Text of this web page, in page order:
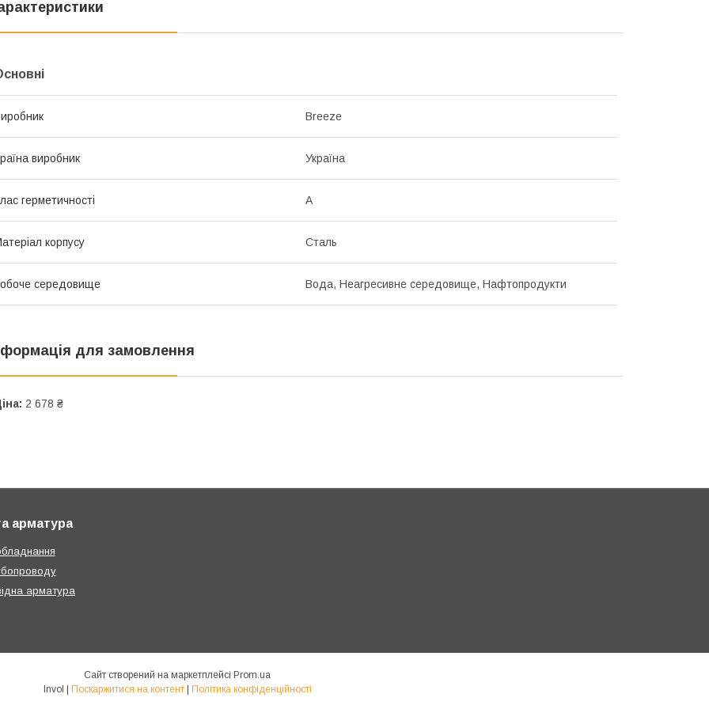
Breeze
виробник Україна
герметичності А
корпусу Сталь
середовище Вода, Неагресивне середовище, Нафтопродукти
для замовлення
2 678 ₴
арматура
арматура
Сайт створений на маркетплейсі Prom.ua
Поскаржитися на контент Політика конфіденційності